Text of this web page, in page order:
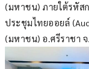
(มหาชน) ภายใต้รหัสก
ประชุมไทยออยล์
(มหาชน) อ.ศรีราชา